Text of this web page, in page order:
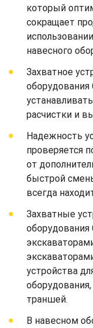
который
сокращает
навесного
Захватное
оборудования
расчистки и
Надежность
проверяется
от
быстрой
всегда
Захватные
устройства
траншей.
В навесном